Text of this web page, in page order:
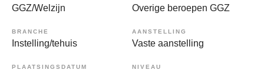
GGZ/Welzijn Overige beroepen GGZ
BRANCHE
Instelling/tehuis
AANSTELLING
Vaste aanstelling
PLAATSINGSDATUM NIVEAU